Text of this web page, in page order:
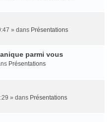
» dans Présentations
parmi vous
Présentations
» dans Présentations